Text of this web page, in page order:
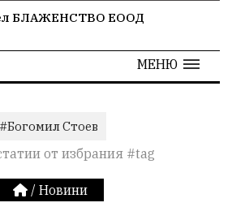
БЛАЖЕНСТВО ЕООД
МЕНЮ
#Богомил Стоев
от избрания #tag
/ Новини